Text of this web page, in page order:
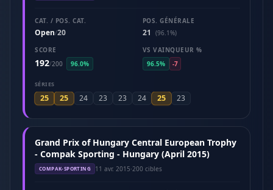
CAT. / POS. CAT.
Open/20
POS. GÉNÉRALE
21
(96.1%)
SCORE
192/200 96.0%
VS VAINQUEUR %
96.5%
-7
SÉRIES
25 25 24 23 23 24 25 23
Grand Prix of Hungary Central European Trophy
- Compak Sporting - Hungary (April 2015)
COMPAK-SPORTING 11 avr. 2015·200 cibles